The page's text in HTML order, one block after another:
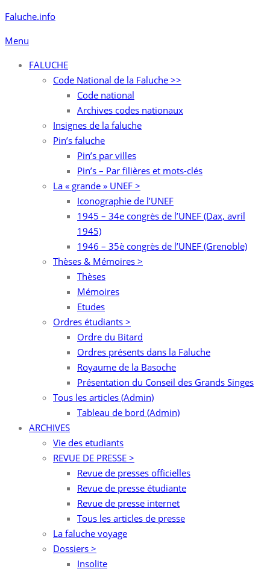
Aller
contenu
Faluche.info
Menu
FALUCHE
Code National de la Faluche >>
Code national
Archives codes nationaux
Insignes de la faluche
Pin’s faluche
Pin’s par villes
Pin’s – Par filières et mots-clés
La « grande » UNEF >
Iconographie de l’UNEF
1945 – 34e congrès de l’UNEF (Dax, avril
1945)
1946 – 35è congrès de l’UNEF (Grenoble)
Thèses & Mémoires >
Thèses
Mémoires
Etudes
Ordres étudiants >
Ordre du Bitard
Ordres présents dans la Faluche
Royaume de la Basoche
Présentation du Conseil des Grands Singes
Tous les articles (Admin)
Tableau de bord (Admin)
ARCHIVES
Vie des etudiants
REVUE DE PRESSE >
Revue de presses officielles
Revue de presse étudiante
Revue de presse internet
Tous les articles de presse
La faluche voyage
Dossiers >
Insolite